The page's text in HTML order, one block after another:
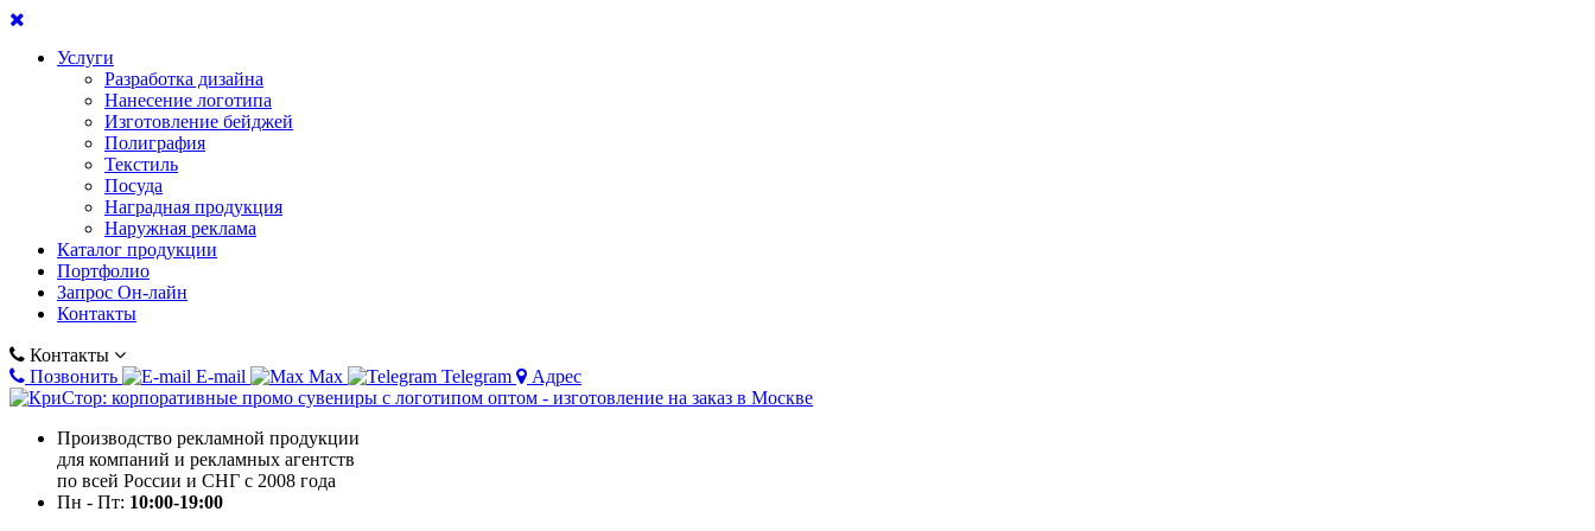
Услуги
Разработка дизайна
Нанесение логотипа
Изготовление бейджей
Полиграфия
Текстиль
Посуда
Наградная продукция
Наружная реклама
Каталог продукции
Портфолио
Запрос Он-лайн
Контакты
Контакты
Позвонить
E-mail Max Telegram Адрес
Производство рекламной продукции
для компаний и рекламных агентств
по всей России и СНГ с 2008 года
Пн - Пт: 10:00-19:00